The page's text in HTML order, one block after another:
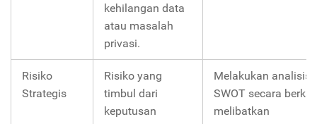
kehilangan data
atau masalah
privasi.
Risiko
Strategis
Risiko yang
timbul dari
keputusan
Melakukan analisis
SWOT secara
melibatkan